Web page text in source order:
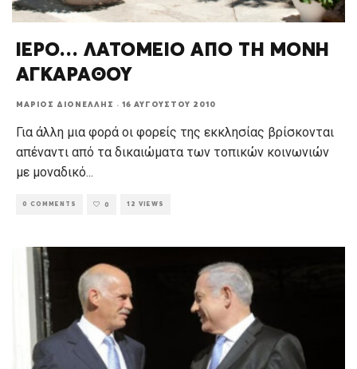
ΙΕΡΟ… ΛΑΤΟΜΕΙΟ ΑΠΟ ΤΗ ΜΟΝΗ
ΑΓΚΑΡΑΘΟΥ
ΜΆΡΙΟΣ ΔΙΟΝΈΛΛΗΣ · 16 ΑΥΓΟΎΣΤΟΥ 2010
Για άλλη μια φορά οι φορείς της εκκλησίας βρίσκονται
απέναντι από τα δικαιώματα των τοπικών κοινωνιών
με μοναδικό...
0 COMMENTS 0 12 VIEWS